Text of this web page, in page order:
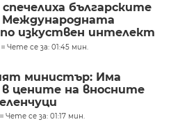
българските
Международната
изкуствен интелект
Чете се за: 01:45 мин.
министър: Има
цените на вносните
Чете се за: 01:17 мин.